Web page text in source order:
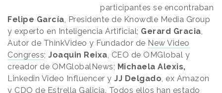
participantes se encontraban
Felipe García, Presidente de Knowdle Media Group
y experto en Inteligencia Artificial; Gerard Gracia,
Autor de ThinkVideo y Fundador de New Video
Congress; Joaquin Reixa, CEO de OMGlobal y
creador de OMGlobalNews; Michaela Alexis,
Linkedin Video Influencer y JJ Delgado, ex Amazon
y CDO de Estrella Galicia. Todos ellos han estado